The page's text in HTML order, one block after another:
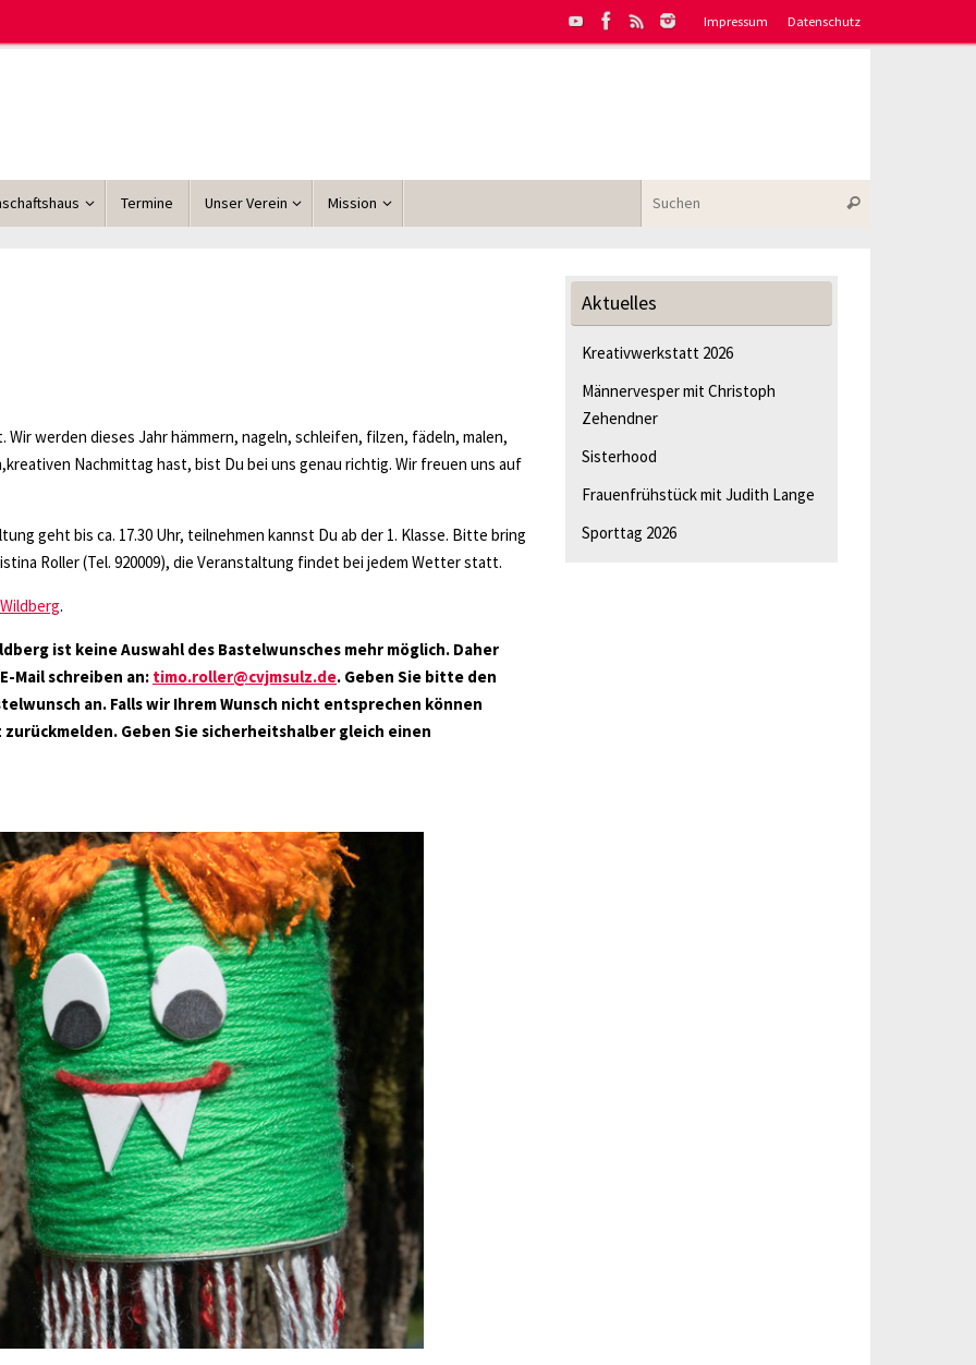
Impressum Datenschutz
Termine Unser Verein Mission Suchen
werden dieses Jahr hämmern, nageln, schleifen, filzen, fädeln, malen,
Nachmittag hast, bist Du bei uns genau richtig. Wir freuen uns auf
geht bis ca. 17.30 Uhr, teilnehmen kannst Du ab der 1. Klasse. Bitte bring
Roller (Tel. 920009), die Veranstaltung findet bei jedem Wetter statt.
.
ist keine Auswahl des Bastelwunsches mehr möglich. Daher
Mail schreiben an: timo.roller@cvjmsulz.de. Geben Sie bitte den
an. Falls wir Ihrem Wunsch nicht entsprechen können
Geben Sie sicherheitshalber gleich einen
Aktuelles
Kreativwerkstatt 2026
Männervesper mit Christoph
Zehendner
Sisterhood
Frauenfrühstück mit Judith Lange
Sporttag 2026